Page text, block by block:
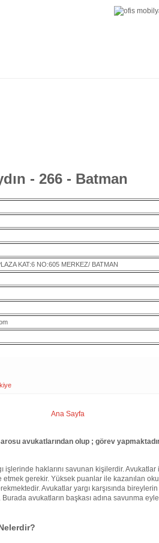
- 266 - Batman
KAT:6 NO:605 MERKEZ/ BATMAN
Ana Sayfa
avukatlarından olup ; görev
işlerinde haklarını savunan kişilerdir.
gerekir. Yüksek puanlar ile kazanılan
Avukatlar yargı karşısında
avukatların başkası adına savunma